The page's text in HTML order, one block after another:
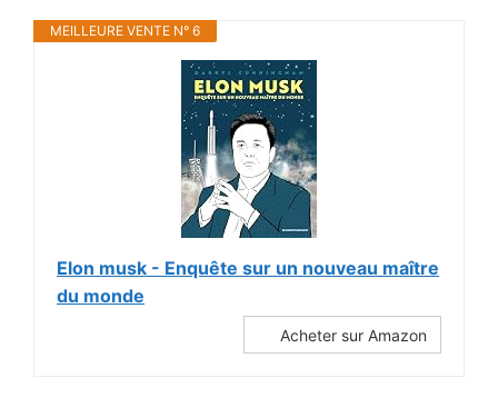
MEILLEURE VENTE N° 6
Elon musk - Enquête sur un nouveau maître
du monde
Acheter sur Amazon